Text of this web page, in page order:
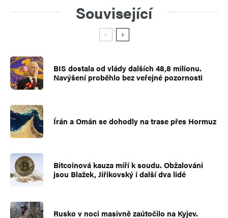
Související
BIS dostala od vlády dalších 48,8 milionu.
Navýšení proběhlo bez veřejné pozornosti
Írán a Omán se dohodly na trase přes Hormuz
Bitcoinová kauza míří k soudu. Obžalováni
jsou Blažek, Jiřikovský i další dva lidé
Rusko v noci masivně zaútočilo na Kyjev.